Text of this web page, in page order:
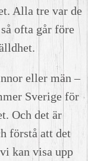
Alla tre var de
ofta går före
eller män –
Sverige för
Och det är
förstå att det
kan visa upp